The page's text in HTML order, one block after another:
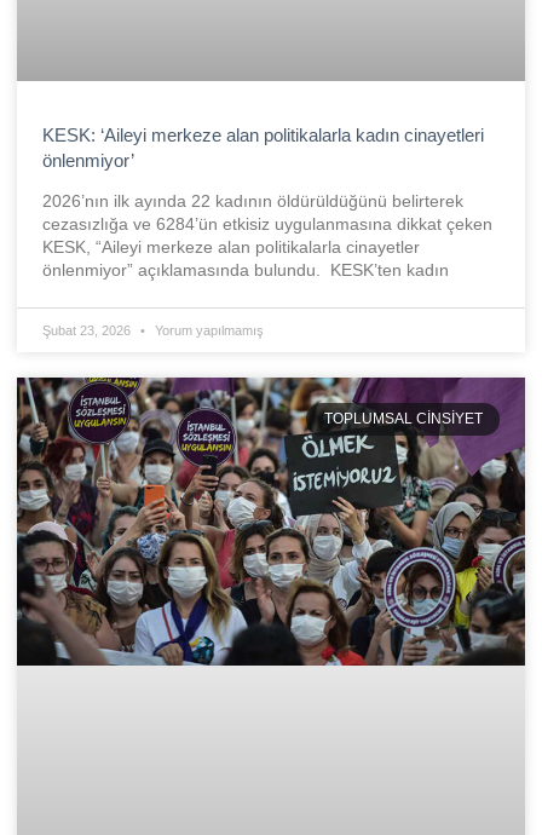
KESK: ‘Aileyi merkeze alan politikalarla kadın cinayetleri
önlenmiyor’
2026’nın ilk ayında 22 kadının öldürüldüğünü belirterek
cezasızlığa ve 6284’ün etkisiz uygulanmasına dikkat çeken
KESK, “Aileyi merkeze alan politikalarla cinayetler
önlenmiyor” açıklamasında bulundu. KESK’ten kadın
Şubat 23, 2026 Yorum yapılmamış
TOPLUMSAL CINSIYET